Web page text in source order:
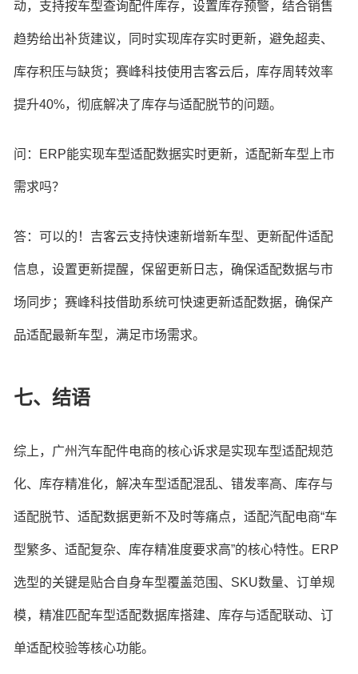
动，支持按车型查询配件库存，设置库存预警，结合销售
趋势给出补货建议，同时实现库存实时更新，避免超卖、
库存积压与缺货；赛峰科技使用吉客云后，库存周转效率
提升40%，彻底解决了库存与适配脱节的问题。
问：ERP能实现车型适配数据实时更新，适配新车型上市
需求吗？
答：可以的！吉客云支持快速新增新车型、更新配件适配
信息，设置更新提醒，保留更新日志，确保适配数据与市
场同步；赛峰科技借助系统可快速更新适配数据，确保产
品适配最新车型，满足市场需求。
七、结语
综上，广州汽车配件电商的核心诉求是实现车型适配规范
化、库存精准化，解决车型适配混乱、错发率高、库存与
适配脱节、适配数据更新不及时等痛点，适配汽配电商“车
型繁多、适配复杂、库存精准度要求高”的核心特性。ERP
选型的关键是贴合自身车型覆盖范围、SKU数量、订单规
模，精准匹配车型适配数据库搭建、库存与适配联动、订
单适配校验等核心功能。